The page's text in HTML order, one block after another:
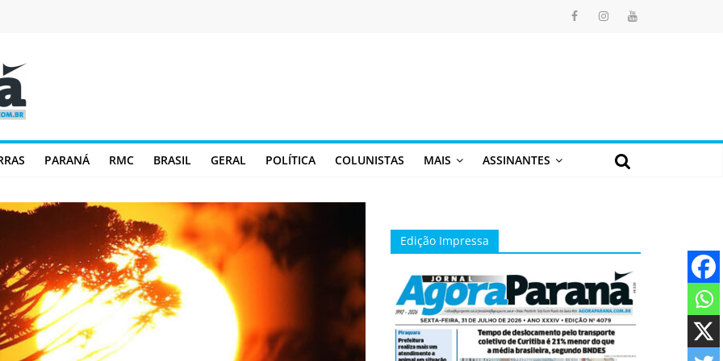
PARANÁ RMC BRASIL GERAL POLÍTICA COLUNISTAS MAIS ASSINANTES
Edição Impressa